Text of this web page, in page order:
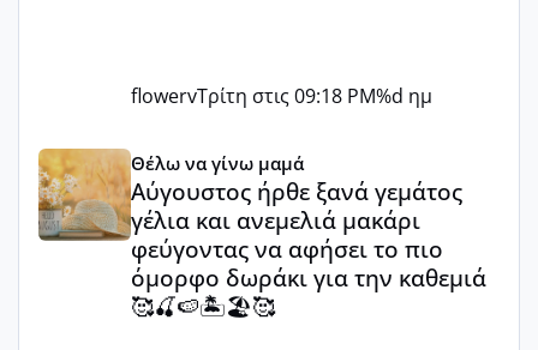
flowervΤρίτη στις 09:18 PM%d ημ
Αύγουστος ήρθε ξανά γεμάτος γέλια και ανεμελιά
Θέλω να γίνω μαμά
Αύγουστος ήρθε ξανά γεμάτος
γέλια και ανεμελιά μακάρι
φεύγοντας να αφήσει το πιο
όμορφο δωράκι για την καθεμιά
🥰🍒🍉🏝️🏖️🥰